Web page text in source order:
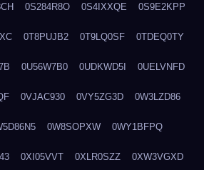
0S284R8O 0S4IXXQE 0S9E2KPP
0T8PUJB2 0T9LQ0SF 0TDEQ0TY
0U56W7B0 0UDKWD5I 0UELVNFD
0VJAC930 0VY5ZG3D 0W3LZD86
0W8SOPXW 0WY1BFPQ
0XI05VVT 0XLR0SZZ 0XW3VGXD